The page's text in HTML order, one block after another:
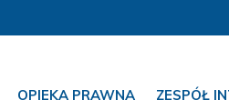
OPIEKA PRAWNA ZESPÓŁ